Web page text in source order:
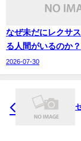
なぜ未だにレクサ
る人間がいるのか？
2026-07-30